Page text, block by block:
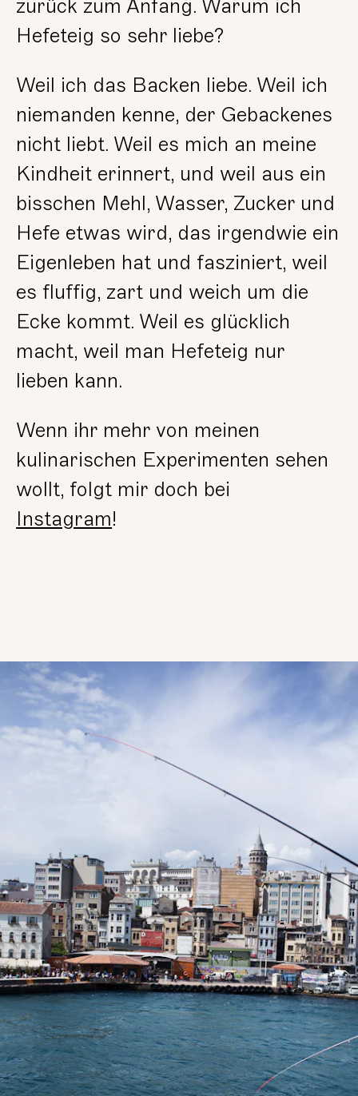
zurück zum Anfang. Warum ich
Hefeteig so sehr liebe?
Weil ich das Backen liebe. Weil ich
niemanden kenne, der Gebackenes
nicht liebt. Weil es mich an meine
Kindheit erinnert, und weil aus ein
bisschen Mehl, Wasser, Zucker und
Hefe etwas wird, das irgendwie ein
Eigenleben hat und fasziniert, weil
es fluffig, zart und weich um die
Ecke kommt. Weil es glücklich
macht, weil man Hefeteig nur
lieben kann.
Wenn ihr mehr von meinen
kulinarischen Experimenten sehen
wollt, folgt mir doch bei
Instagram!
lesen